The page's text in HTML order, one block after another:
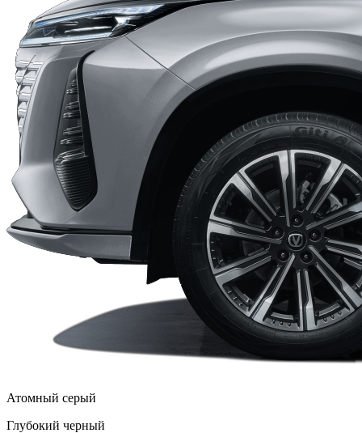
Атомный серый
Глубокий черный